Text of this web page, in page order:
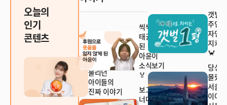
오늘의
인기
콘텐츠
'가출팸'이라
불리던
아이들의
진짜 이야기
씩씩한
태권소녀가
된
아윤이
소식보기
🏅
보고서
너머의
갯벌
주인
자연을
지켜
🦀
당신이
몰랐던
서울
이야기